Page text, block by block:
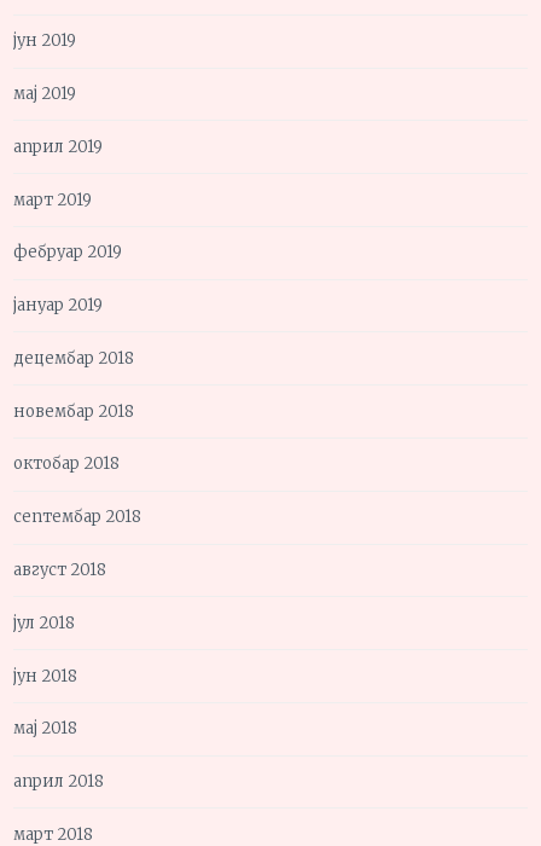
јун 2019
мај 2019
април 2019
март 2019
фебруар 2019
јануар 2019
децембар 2018
новембар 2018
октобар 2018
септембар 2018
август 2018
јул 2018
јун 2018
мај 2018
април 2018
март 2018